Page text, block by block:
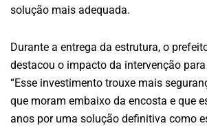
solução mais adequada.
Durante a entrega da estrutura, o
destacou o impacto da intervenção
“Esse investimento trouxe mais
que moram embaixo da encosta e que
anos por uma solução definitiva como